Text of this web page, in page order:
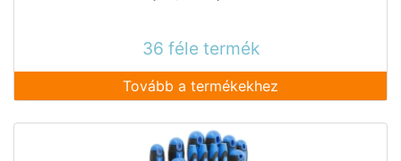
36 féle termék
Tovább a termékekhez